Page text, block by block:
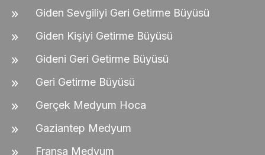
Giden Sevgiliyi Geri Getirme Büyüsü
Giden Kişiyi Getirme Büyüsü
Gideni Geri Getirme Büyüsü
Geri Getirme Büyüsü
Gerçek Medyum Hoca
Gaziantep Medyum
Fransa Medyum